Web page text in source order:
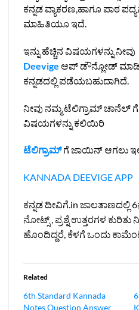
ಕನ್ನಡ ವ್ಯಾಕರಣ,ಹಾಗೂ ಪಾಠ
ಮಾಹಿತಿಯೂ ಇದೆ.
ಇನ್ನು ಹೆಚ್ಚಿನ ವಿಷಯಗಳನ್ನು
Deevige ಆಪ್ ಡೌನ್ಲೋಡ್ ಮಾಡಿ.
ಕನ್ನಡದಲ್ಲಿ ಪಡೆಯಬಹುದಾಗಿದೆ.
ನೀವು ನಮ್ಮ ಟೆಲಿಗ್ರಾಮ್ ಚಾನೆಲ್
ವಿಷಯಗಳನ್ನು ಕಲಿಯಿರಿ
ಟೆಲಿಗ್ರಾಮ್ಗೆ ಜಾಯಿನ್ ಆಗಲು
KANNADA DEEVIGE APP
ಕನ್ನಡ ದೀವಿಗೆ.in ಜಾಲತಾಣದಲ್ಲಿ
ನೋಟ್ಸ್ , ಪ್ರಶ್ನೆ ಉತ್ತರಗಳ ಕುರಿತು
ಹೊಂದಿದ್ದರೆ, ಕೆಳಗೆ ಒಂದು
Related
6th Standard Kannada
Notes Question Answer